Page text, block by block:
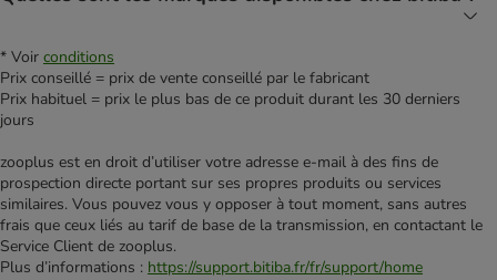
* Voir conditions
Prix conseillé = prix de vente conseillé par le fabricant
Prix habituel = prix le plus bas de ce produit durant les 30 derniers
jours
zooplus est en droit d’utiliser votre adresse e‑mail à des fins de
prospection directe portant sur ses propres produits ou services
similaires. Vous pouvez vous y opposer à tout moment, sans autres
frais que ceux liés au tarif de base de la transmission, en contactant le
Service Client de zooplus.
Plus d’informations : https://support.bitiba.fr/fr/support/home